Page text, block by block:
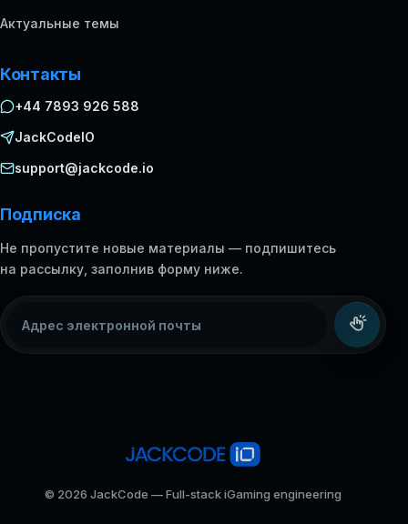
Актуальные темы
Контакты
+44 7893 926 588
JackCodeIO
support@jackcode.io
Подписка
Не пропустите новые материалы — подпишитесь
на рассылку, заполнив форму ниже.
© 2026 JackCode — Full-stack iGaming engineering